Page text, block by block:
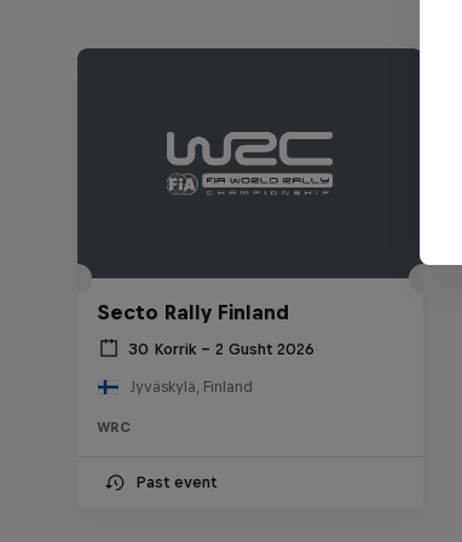
Secto Rally Finland
30 Korrik – 2 Gusht 2026
Jyväskylä, Finland
WRC
Past event